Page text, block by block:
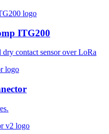
ITG200
contact sensor over LoRa